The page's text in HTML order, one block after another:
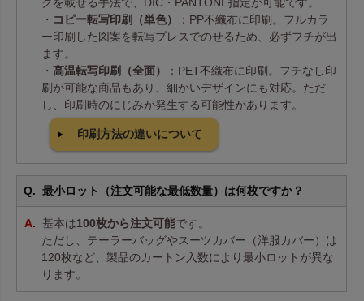
・ コピー転写印刷（単色）
：PP不織布に印刷。フルカラ
ー印刷した図案を転写プレスでのせるため、必ずフチが出
ます。
・ 高温転写印刷（全面）
：PET不織布に印刷。フチなし印
刷が可能な商品もあり、細かいデザインにも対応。ただ
し、印刷時のにじみが発生する可能性があります。
印刷方法の違いについて
最小ロット（注文可能な最低数量）は何枚ですか？
基本は100枚から注文可能です。
ただし、テーラーバッグやスーツカバー（洋服カバー）は
120枚など、製品のカートン入数により最小ロットが異な
ります。